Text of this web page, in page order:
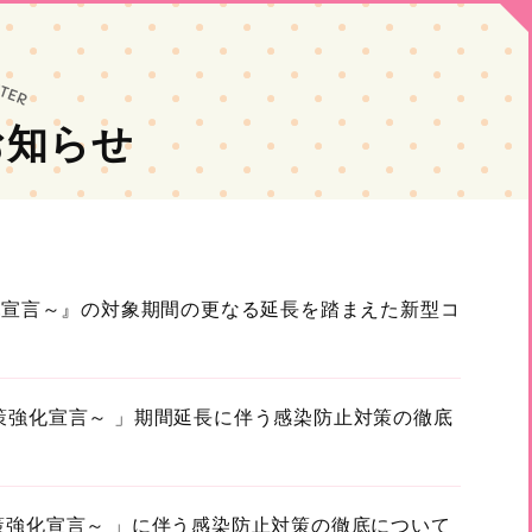
らせ
言～』の対象期間の更なる延長を踏まえた新型コ
化宣言～ 」期間延長に伴う感染防止対策の徹底
化宣言～ 」に伴う感染防止対策の徹底について